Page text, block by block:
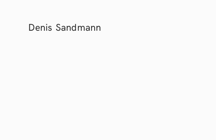
Denis Sandmann